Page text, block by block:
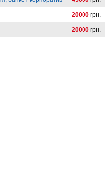
20000 грн.
20000 грн.